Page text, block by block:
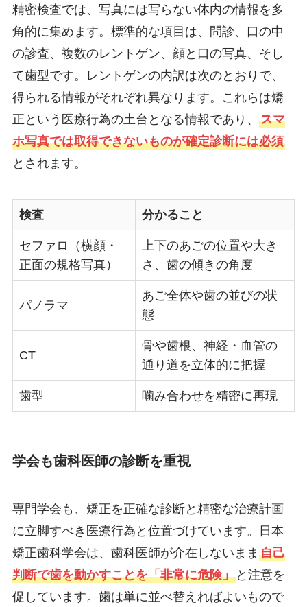
精密検査では、写真には写らない体内の情報を多
角的に集めます。標準的な項目は、問診、口の中
の診査、複数のレントゲン、顔と口の写真、そし
て歯型です。レントゲンの内訳は次のとおりで、
得られる情報がそれぞれ異なります。これらは矯
正という医療行為の土台となる情報であり、 スマ
ホ写真では取得できないものが確定診断には必須
とされます。
検査 分かること
セファロ（横顔・
正面の規格写真）
上下のあごの位置や大き
さ、歯の傾きの角度
パノラマ
あご全体や歯の並びの状
態
CT
骨や歯根、神経・血管の
通り道を立体的に把握
歯型 噛み合わせを精密に再現
学会も歯科医師の診断を重視
専門学会も、矯正を正確な診断と精密な治療計画
に立脚すべき医療行為と位置づけています。日本
矯正歯科学会は、歯科医師が介在しないまま 自己
判断で歯を動かすことを「非常に危険」と注意を
促しています。歯は単に並べ替えればよいもので